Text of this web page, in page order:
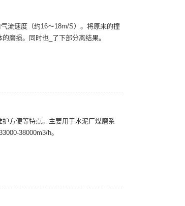
流速度（约16～18m/S）。将原来的撞
磨损。同时也_了下部分离结果。
方便等特点。主要用于水泥厂煤磨系
38000m3/h。